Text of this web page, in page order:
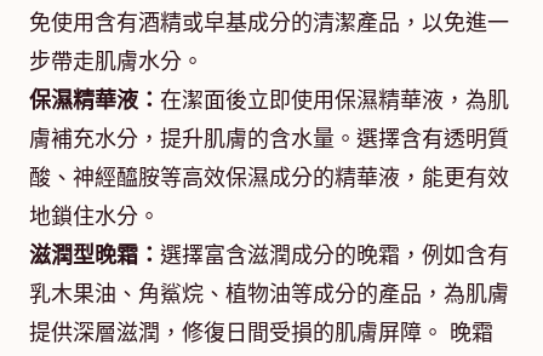
免使用含有酒精或皁基成分的清潔產品，以免進一
步帶走肌膚水分。
保濕精華液： 在潔面後立即使用保濕精華液，為肌
膚補充水分，提升肌膚的含水量。選擇含有透明質
酸、神經醯胺等高效保濕成分的精華液，能更有效
地鎖住水分。
滋潤型晚霜： 選擇富含滋潤成分的晚霜，例如含有
乳木果油、角鯊烷、植物油等成分的產品，為肌膚
提供深層滋潤，修復日間受損的肌膚屏障。 晚霜